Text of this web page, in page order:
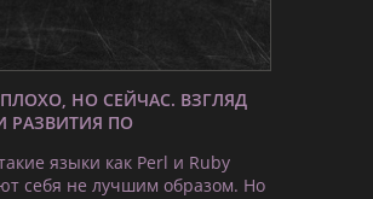
НО СЕЙЧАС. ВЗГЛЯД
РАЗВИТИЯ ПО
языки как Perl и Ruby
себя не лучшим образом. Но